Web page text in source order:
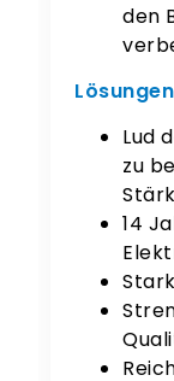
den
Lösungen
Lud
zu
14